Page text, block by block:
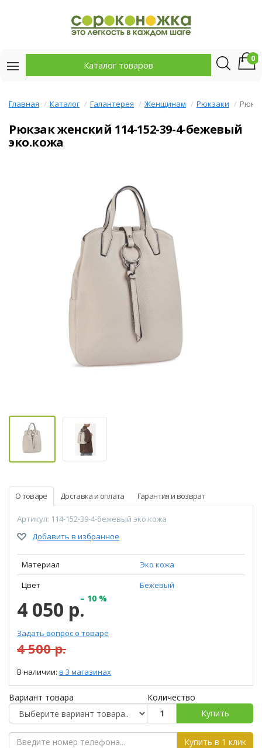
Каталог товаров
0
Главная Каталог Галантерея Женщинам Рюкзаки
Рюкзак женский 114-152-39-4-бежевый
эко.кожа
О товаре Доставка и оплата Гарантия и возврат
Артикул: 114-152-39-4-бежевый эко.кожа
Добавить в избранное
Материал
Эко кожа
Цвет
Бежевый
4 050 р.– 10 %
Задать вопрос о товаре
4 500 р.
В наличии: в 3 магазинах
Вариант товара
Количество
Купить
Купить в 1 клик